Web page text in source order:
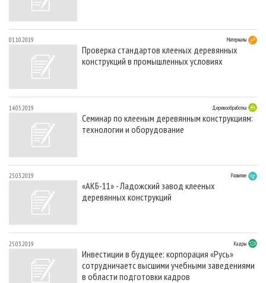
01.10.2019 Материалы
Проверка стандартов клееных деревянных
конструкций в промышленных условиях
14.05.2019 Деревообработка
Семинар по клееным деревянным конструкциям:
технологии и оборудование
25.03.2019 Развитие
«АКБ-11» - Ладожский завод клееных
деревянных конструкций
25.03.2019 Кадры
Инвестиции в будущее: корпорация «Русь»
сотрудничаетс высшими учебными заведениями
в области подготовки кадров